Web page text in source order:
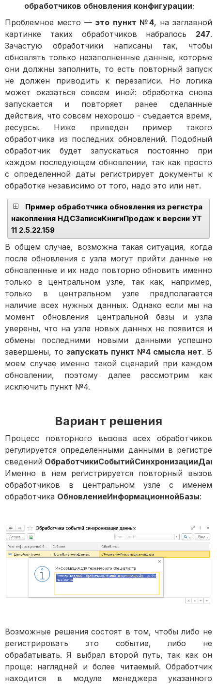
обработчиков обновления конфигурации;
Проблемное место — это пункт №4, на заглавной
картинке таких обработчиков набралось 247.
Зачастую обработчики написаны так, чтобы
обновлять только незаполненные данные, которые
они должны заполнить, то есть повторный запуск
не должен приводить к перезаписи. Но логика
может оказаться совсем иной: обработка снова
запускается и повторяет ранее сделанные
действия, что совсем нехорошо - съедается время,
ресурсы. Ниже приведен пример такого
обработчика из последних обновлений. Подобный
обработчик будет запускаться постоянно при
каждом последующем обновлении, так как просто
с определенной даты регистрирует документы к
обработке независимо от того, надо это или нет.
Пример обработчика обновления из регистра
накопления НДСЗаписиКнигиПродаж к версии УТ
11 2.5.22.159
В общем случае, возможна такая ситуация, когда
после обновления с узла могут прийти данные не
обновленные и их надо повторно обновить именно
только в центральном узле, так как, например,
только в центральном узле предполагается
наличие всех нужных данных. Однако если мы на
момент обновления центральной базы и узла
уверены, что на узле новых данных не появится и
обмены последними новыми данными успешно
завершены, то запускать пункт №4 смысла нет. В
моем случае именно такой сценарий при каждом
обновлении, поэтому далее рассмотрим как
исключить пункт №4.
Вариант решения
Процесс повторного вызова всех обработчиков
регулируется определенными данными в регистре
сведений
Именно в нем регистрируется повторный вызов
обработчиков в центральном узле с именем
обработчика ОбновлениеИнформационнойБазы:
Возможные решения состоят в том, чтобы либо не
регистрировать это событие, либо не
обрабатывать. Я выбрал второй путь, так как он
проще: наглядней и более читаемый. Обработчик
находится в модуле менеджера указанного